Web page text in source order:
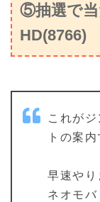
⑤抽選で当
HD(8766)
これが
トの案
早速やり
ネオモ